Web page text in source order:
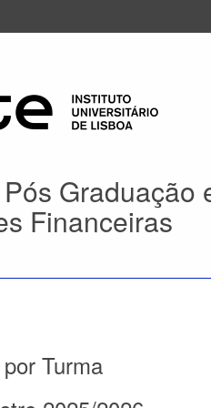
Graduação
Financeiras
Turma